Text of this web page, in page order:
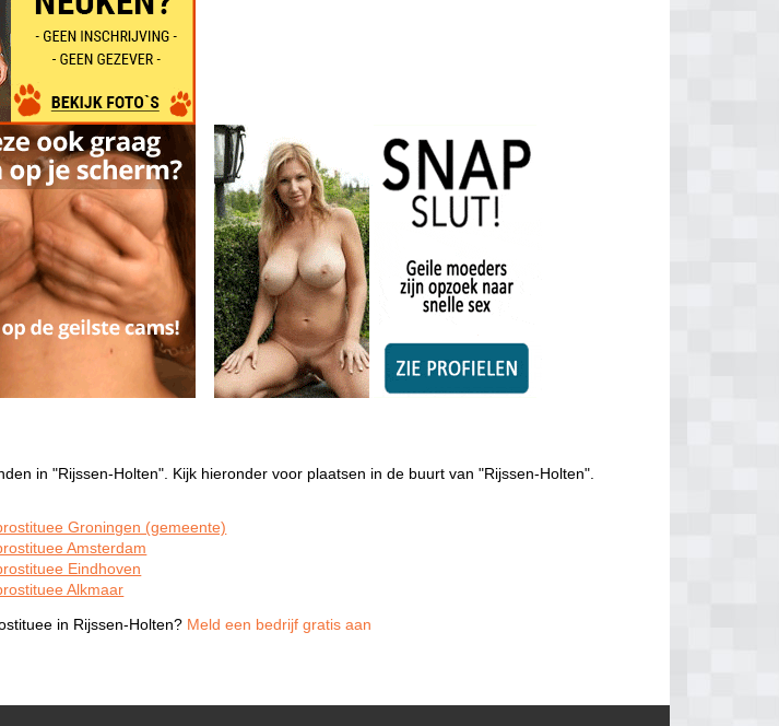
in "Rijssen-Holten". Kijk hieronder voor plaatsen in de buurt van "Rijssen-Holten".
Groningen (gemeente)
Amsterdam
Eindhoven
Alkmaar
in Rijssen-Holten? Meld een bedrijf gratis aan